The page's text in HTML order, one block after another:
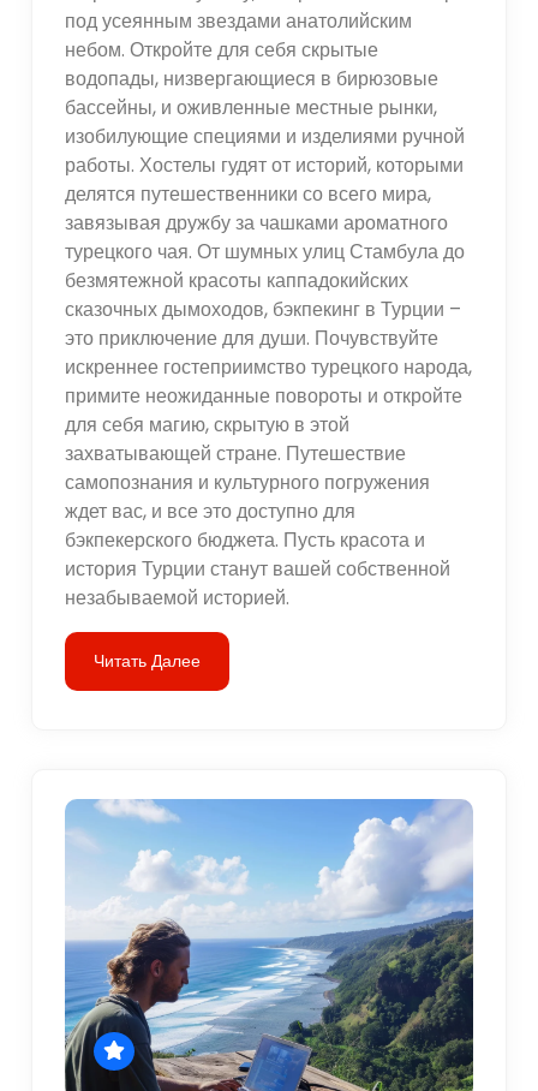
под усеянным звездами анатолийским
небом. Откройте для себя скрытые
водопады, низвергающиеся в бирюзовые
бассейны, и оживленные местные рынки,
изобилующие специями и изделиями ручной
работы. Хостелы гудят от историй, которыми
делятся путешественники со всего мира,
завязывая дружбу за чашками ароматного
турецкого чая. От шумных улиц Стамбула до
безмятежной красоты каппадокийских
сказочных дымоходов, бэкпекинг в Турции –
это приключение для души. Почувствуйте
искреннее гостеприимство турецкого народа,
примите неожиданные повороты и откройте
для себя магию, скрытую в этой
захватывающей стране. Путешествие
самопознания и культурного погружения
ждет вас, и все это доступно для
бэкпекерского бюджета. Пусть красота и
история Турции станут вашей собственной
незабываемой историей.
Читать Далее